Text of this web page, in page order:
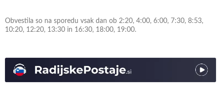
Obvestila so na sporedu vsak dan ob 2:20, 4:00, 6:00, 7:30, 8:53,
10:20, 12:20, 13:30 in 16:30, 18:00, 19:00.